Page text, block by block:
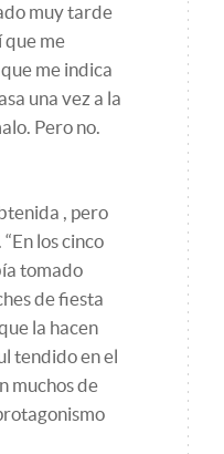
muy tarde
que me
me indica
una vez a la
Pero no.
, pero
los cinco
tomado
de fiesta
la hacen
tendido en el
muchos de